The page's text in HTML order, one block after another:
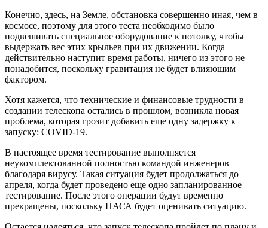
Конечно, здесь, на Земле, обстановка совершенно иная, чем в
космосе, поэтому для этого теста необходимо было
подвешивать специальное оборудование к потолку, чтобы
выдержать вес этих крыльев при их движении. Когда
действительно наступит время работы, ничего из этого не
понадобится, поскольку гравитация не будет влияющим
фактором.
Хотя кажется, что технические и финансовые трудности в
создании телескопа остались в прошлом, возникла новая
проблема, которая грозит добавить еще одну задержку к
запуску: COVID-19.
В настоящее время тестирование выполняется
неукомплектованной полностью командой инженеров
благодаря вирусу. Такая ситуация будет продолжаться до
апреля, когда будет проведено еще одно запланированное
тестирование. После этого операции будут временно
прекращены, поскольку НАСА будет оценивать ситуацию.